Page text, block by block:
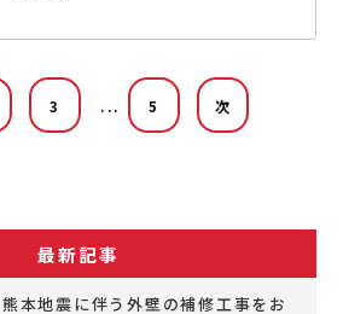
3 ... 5 次
最新記事
本地震に伴う外壁の補修工事をお